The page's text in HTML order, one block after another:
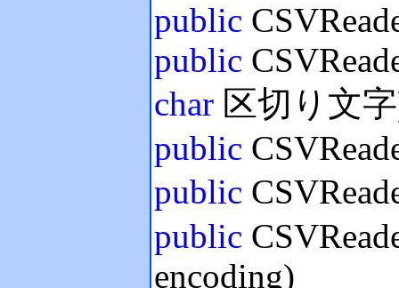
public
public
char 区切り文
public
public
public
encoding)